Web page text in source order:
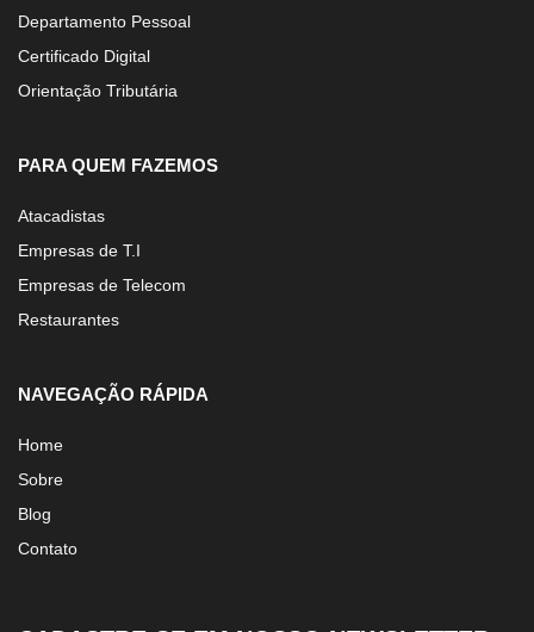
Departamento Pessoal
Certificado Digital
Orientação Tributária
PARA QUEM FAZEMOS
Atacadistas
Empresas de T.I
Empresas de Telecom
Restaurantes
NAVEGAÇÃO RÁPIDA
Home
Sobre
Blog
Contato